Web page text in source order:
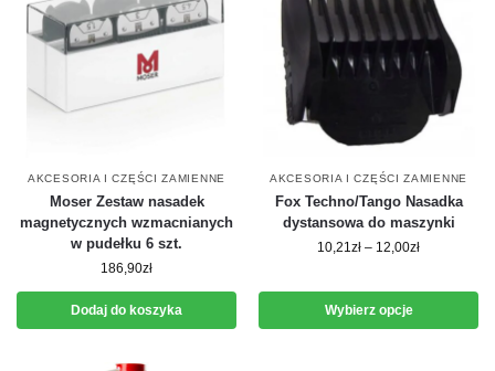
AKCESORIA I CZĘŚCI ZAMIENNE
Moser Zestaw nasadek
magnetycznych wzmacnianych
w pudełku 6 szt.
186,90zł
Dodaj do koszyka
AKCESORIA I CZĘŚCI ZAMIENNE
Fox Techno/Tango Nasadka
dystansowa do maszynki
10,21zł – 12,00zł
Wybierz opcje